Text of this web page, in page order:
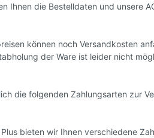
Ihnen die Bestelldaten und unsere
können noch Versandkosten
der Ware ist leider nicht
die folgenden Zahlungsarten zur
bieten wir Ihnen verschiedene